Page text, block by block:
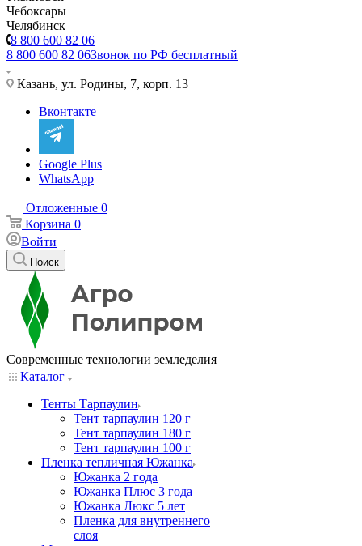
Чебоксары
Челябинск
8 800 600 82 06
8 800 600 82 06Звонок по РФ бесплатный
Казань, ул. Родины, 7, корп. 13
Вконтакте
Google Plus
WhatsApp
Отложенные 0
Корзина 0
Войти
Поиск
Современные технологии земледелия
Каталог
Тенты Тарпаулин
Тент тарпаулин 120 г
Тент тарпаулин 180 г
Тент тарпаулин 100 г
Пленка тепличная Южанка
Южанка 2 года
Южанка Плюс 3 года
Южанка Люкс 5 лет
Пленка для внутреннего
слоя